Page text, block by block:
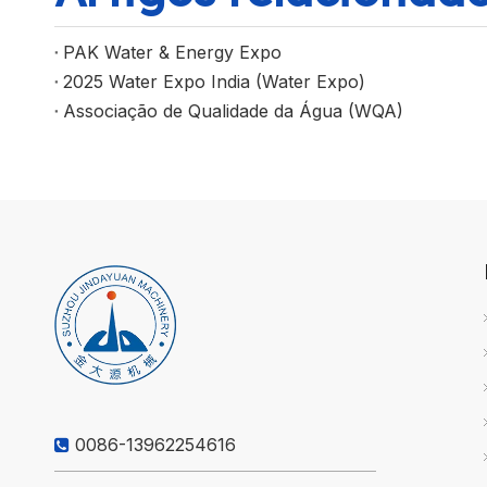
PAK Water & Energy Expo
2025 Water Expo India (Water Expo)
Associação de Qualidade da Água (WQA)
 0086-13962254616